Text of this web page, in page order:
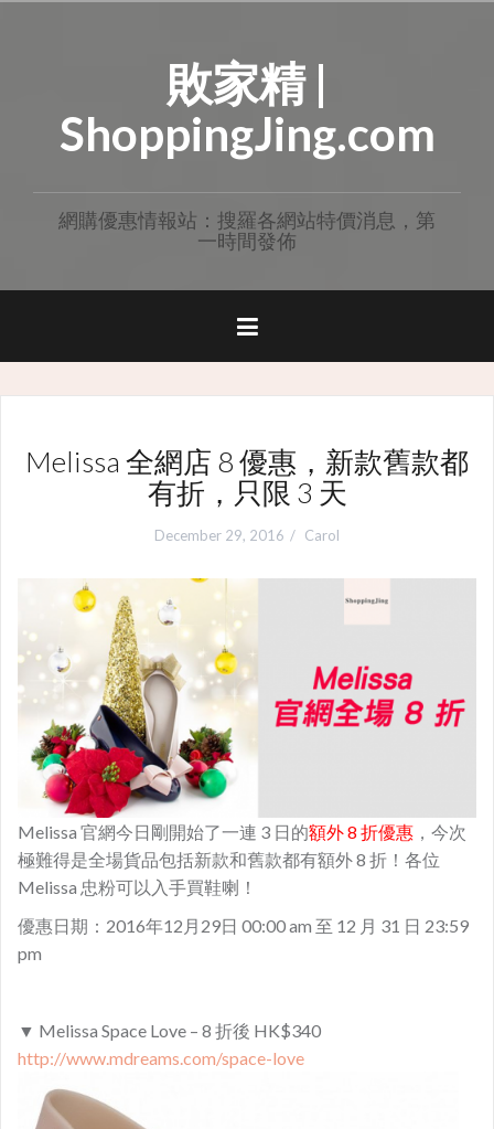
敗家精 |
ShoppingJing.com
網購優惠情報站：搜羅各網站特價消息，第
一時間發佈
Melissa 全網店 8 優惠，新款舊款都
有折，只限 3 天
December 29, 2016 Carol
Melissa 官網今日剛開始了一連 3 日的額外 8 折優惠 ，今次
極難得是全場貨品包括新款和舊款都有額外 8 折！各位
Melissa 忠粉可以入手買鞋喇！
優惠日期：2016年12月29日 00:00 am 至 12 月 31 日 23:59
pm
▼ Melissa Space Love – 8 折後 HK$340
http://www.mdreams.com/space-love